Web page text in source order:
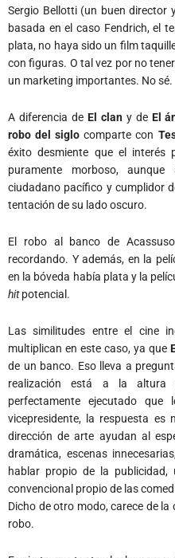
Sergio Bellotti (un buen director
basada en el caso Fendrich, el
plata, no haya sido un film
con figuras. O tal vez por no
un marketing importantes. No sé.
A diferencia de El clan y de El
robo del siglo comparte con
éxito desmiente que el interés
puramente morboso,
ciudadano pacífico y cumplidor
tentación de su lado oscuro.
El robo al banco de
recordando. Y además, en la
en la bóveda había plata y la
hitpotencial.
Las similitudes entre el cine
multiplican en este caso, ya que
de un banco. Eso lleva a
realización está a la altura
perfectamente ejecutado
vicepresidente, la respuesta
dirección de arte ayudan al
dramática, escenas
hablar propio de la
convencional propio de las
Dicho de otro modo, carece de
robo.